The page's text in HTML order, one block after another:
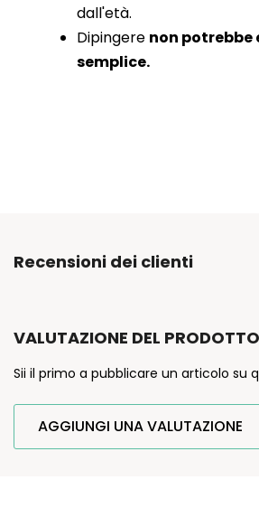
dall'età.
Dipingere non potrebbe
semplice.
Recensioni dei clienti
VALUTAZIONE DEL PRODOTTO
Sii il primo a pubblicare un articolo su
AGGIUNGI UNA VALUTAZIONE